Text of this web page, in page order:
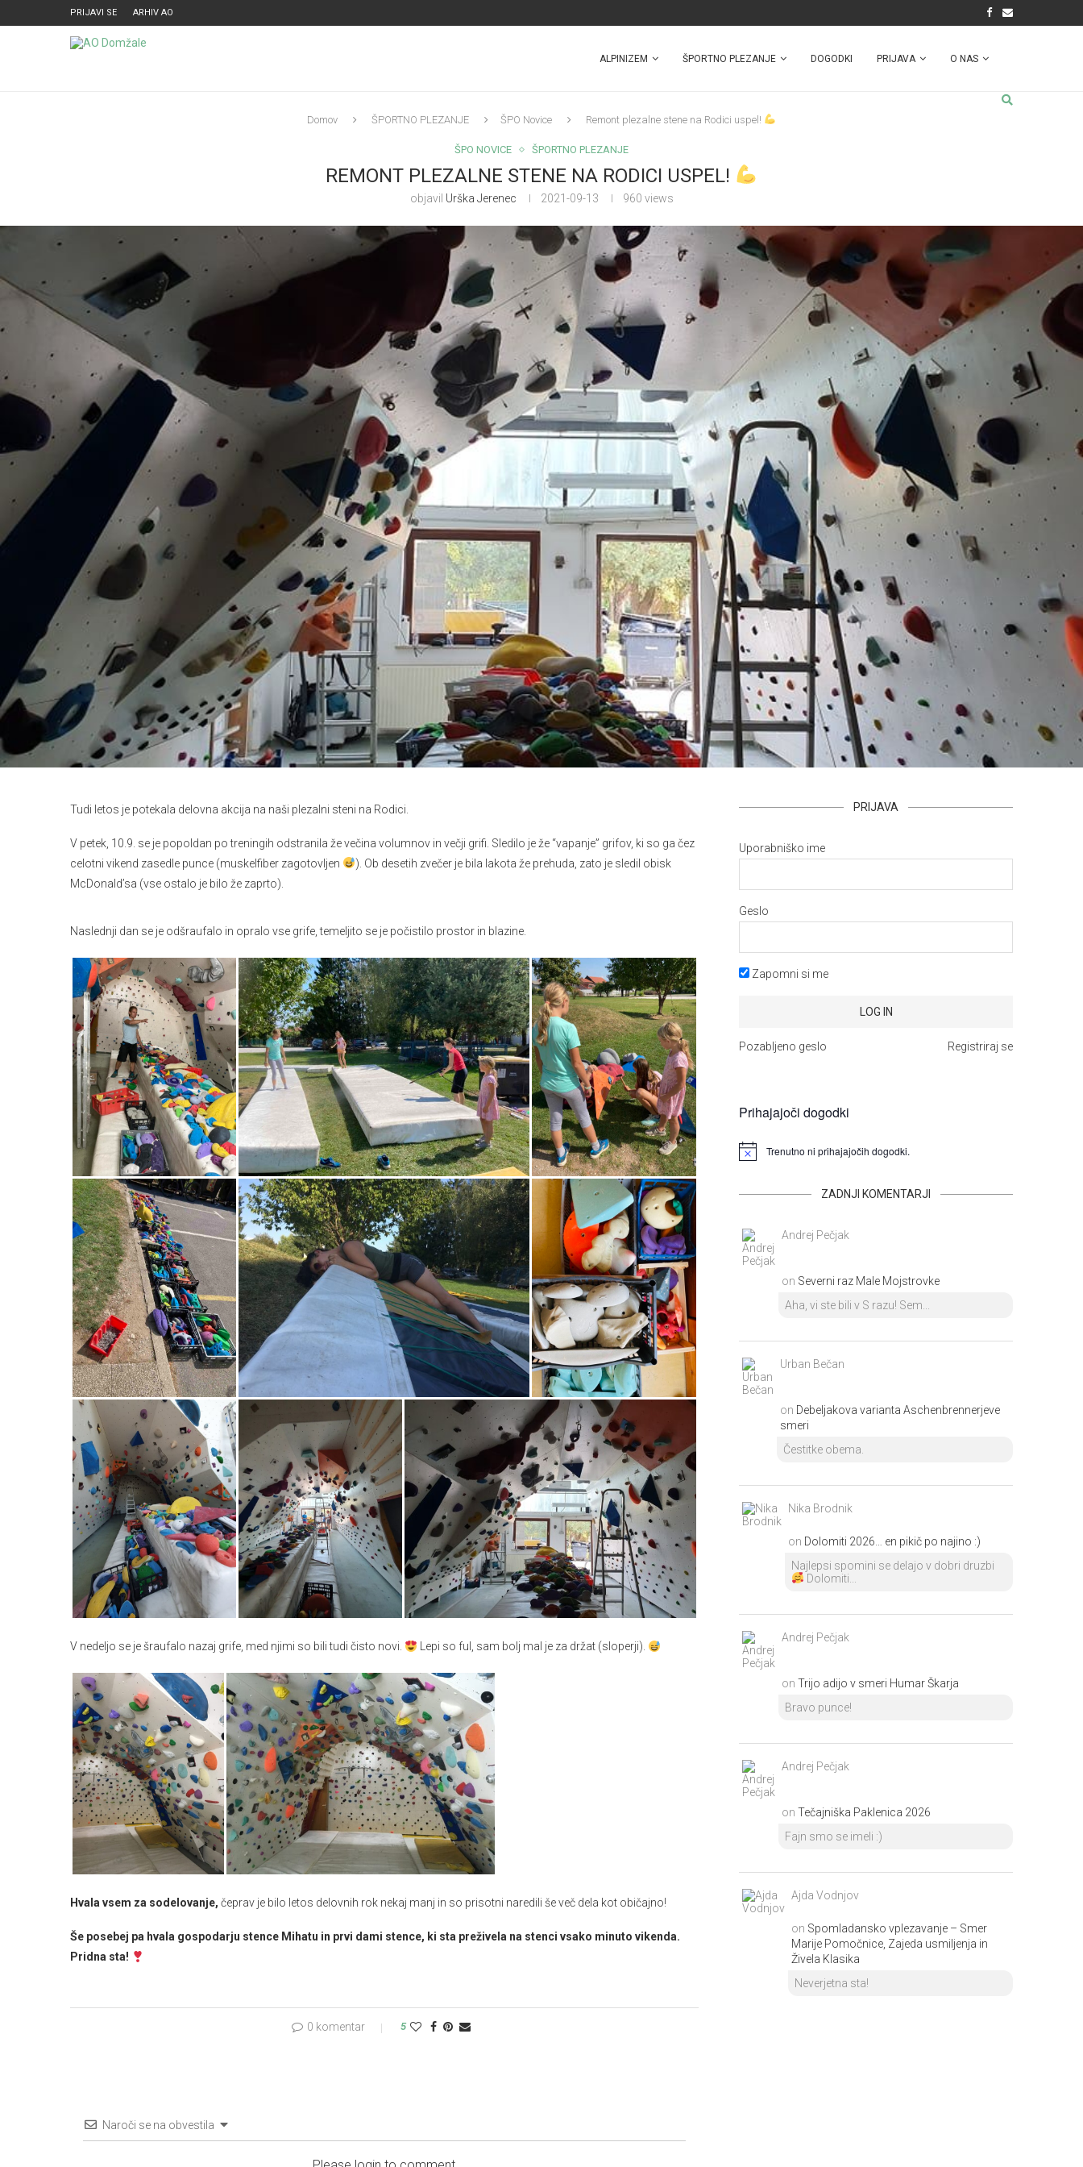
PRIJAVI SE ARHIV AO
ALPINIZEM ŠPORTNO PLEZANJE DOGODKI PRIJAVA O NAS
Domov ŠPORTNO PLEZANJE ŠPO Novice Remont plezalne stene na Rodici uspel!
ŠPO NOVICE ŠPORTNO PLEZANJE
REMONT PLEZALNE STENE NA RODICI USPEL!
objavil Urška Jerenec 2021-09-13 960 views
Tudi letos je potekala delovna akcija na naši plezalni steni na Rodici.
V petek, 10.9. se je popoldan po treningih odstranila že večina volumnov in večji grifi. Sledilo je že “vapanje” grifov, ki so ga čez
celotni vikend zasedle punce (muskelfiber zagotovljen
). Ob desetih zvečer je bila lakota že prehuda, zato je sledil obisk
McDonald’sa (vse ostalo je bilo že zaprto).
Naslednji dan se je odšraufalo in opralo vse grife, temeljito se je počistilo prostor in blazine.
V nedeljo se je šraufalo nazaj grife, med njimi so bili tudi čisto novi. Lepi so ful, sam bolj mal je za držat (sloperji).
Hvala vsem za sodelovanje, čeprav je bilo letos delovnih rok nekaj manj in so prisotni naredili še več dela kot običajno!
Še posebej pa hvala gospodarju stence Mihatu in prvi dami stence, ki sta preživela na stenci vsako minuto vikenda.
Pridna sta!
0 komentar 5
Naroči se na obvestila
PRIJAVA
Uporabniško ime
Geslo
Zapomni si me
Registriraj se
Pozabljeno geslo
Prihajajoči dogodki
Trenutno ni prihajajočih dogodki.
ZADNJI KOMENTARJI
Andrej Pečjak
on Severni raz Male Mojstrovke
Aha, vi ste bili v S razu! Sem...
Urban Bečan
on Debeljakova varianta Aschenbrennerjeve
smeri
Čestitke obema.
Nika Brodnik
on Dolomiti 2026… en pikič po najino :)
Najlepsi spomini se delajo v dobri druzbi
Dolomiti...
Andrej Pečjak
on Trijo adijo v smeri Humar Škarja
Bravo punce!
Andrej Pečjak
on Tečajniška Paklenica 2026
Fajn smo se imeli :)
Ajda Vodnjov
on Spomladansko vplezavanje – Smer
Marije Pomočnice, Zajeda usmiljenja in
Živela Klasika
Neverjetna sta!